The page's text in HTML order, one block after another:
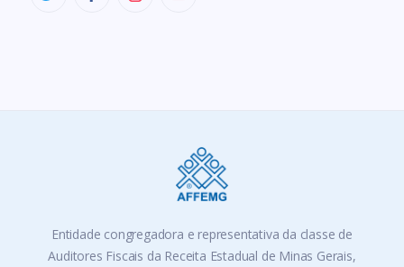
Entidade congregadora e representativa da classe de
Auditores Fiscais da Receita Estadual de Minas Gerais,